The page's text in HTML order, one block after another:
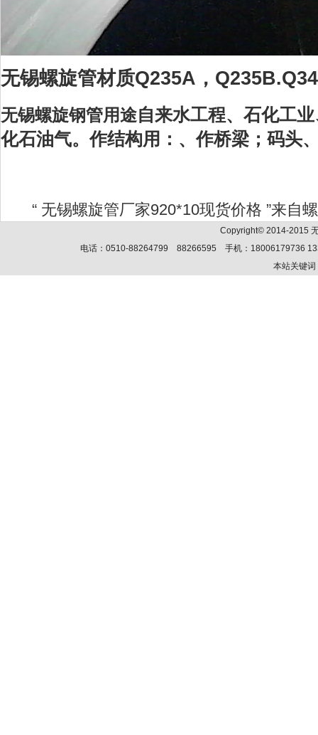
无锡螺旋管材质Q235A，
无锡螺旋钢管用途自来水工程、石化工
化石油气。作结构用：、作桥梁；码头
“ 无锡螺旋管厂家920*10现货价格 ”来自螺
Copyright© 2014-2015
电话：0510-88264799 88266595 手机：18006179736
本站关键词